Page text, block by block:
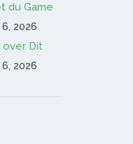
du Game
2026
over Dit
2026